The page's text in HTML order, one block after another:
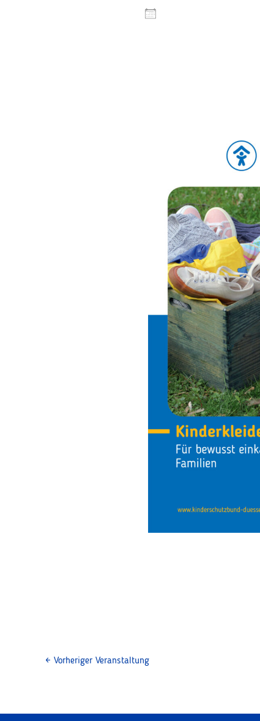
← Vorheriger Veranstaltung